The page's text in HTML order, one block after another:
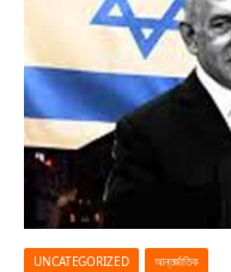
UNCATEGORIZED আন্তর্জাতিক